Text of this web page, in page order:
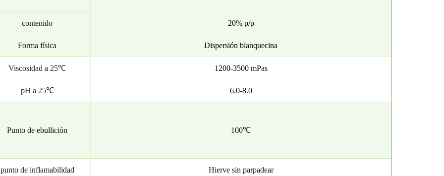
contenido 20% p/p
Forma física Dispersión blanquecina
Viscosidad a 25℃ 1200-3500 mPas
pH a 25℃ 6.0-8.0
Punto de ebullición 100℃
punto de inflamabilidad Hierve sin parpadear